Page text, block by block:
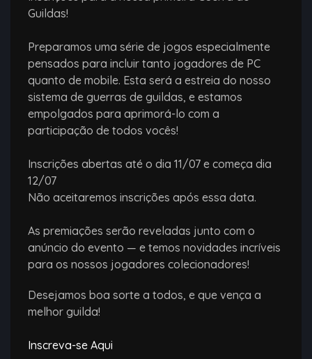
Guildas!
Preparamos uma série de jogos especialmente
pensados para incluir tanto jogadores de PC
quanto de mobile. Esta será a estreia do nosso
sistema de guerras de guildas, e estamos
empolgados para aprimorá-lo com a
participação de todos vocês!
Inscrições abertas até o dia 11/07 e começa dia
12/07
Não aceitaremos inscrições após essa data.
As premiações serão reveladas junto com o
anúncio do evento — e temos novidades incríveis
para os nossos jogadores colecionadores!
Desejamos boa sorte a todos, e que vença a
melhor guilda!
Inscreva-se Aqui